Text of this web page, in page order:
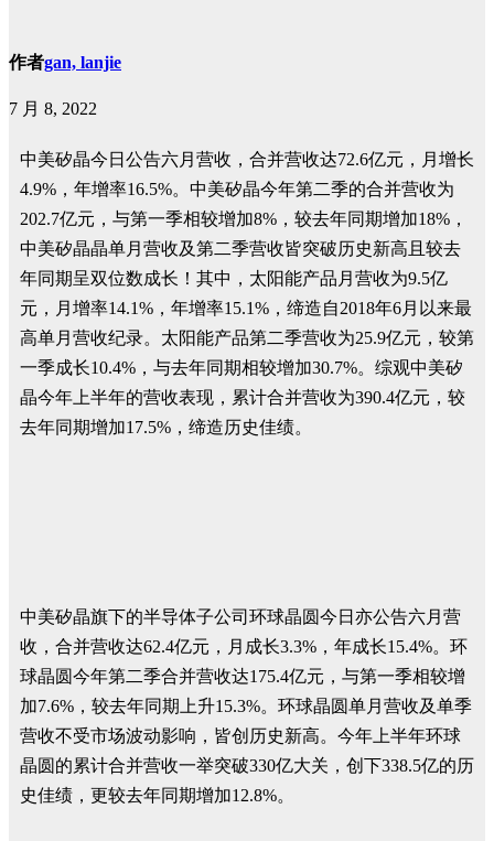
作者gan, lanjie
7 月 8, 2022
中美矽晶今日公告六月营收，合并营收达72.6亿元，月增长
4.9%，年增率16.5%。中美矽晶今年第二季的合并营收为
202.7亿元，与第一季相较增加8%，较去年同期增加18%，
中美矽晶晶单月营收及第二季营收皆突破历史新高且较去
年同期呈双位数成长！其中，太阳能产品月营收为9.5亿
元，月增率14.1%，年增率15.1%，缔造自2018年6月以来最
高单月营收纪录。太阳能产品第二季营收为25.9亿元，较第
一季成长10.4%，与去年同期相较增加30.7%。综观中美矽
晶今年上半年的营收表现，累计合并营收为390.4亿元，较
去年同期增加17.5%，缔造历史佳绩。
中美矽晶旗下的半导体子公司环球晶圆今日亦公告六月营
收，合并营收达62.4亿元，月成长3.3%，年成长15.4%。环
球晶圆今年第二季合并营收达175.4亿元，与第一季相较增
加7.6%，较去年同期上升15.3%。环球晶圆单月营收及单季
营收不受市场波动影响，皆创历史新高。今年上半年环球
晶圆的累计合并营收一举突破330亿大关，创下338.5亿的历
史佳绩，更较去年同期增加12.8%。